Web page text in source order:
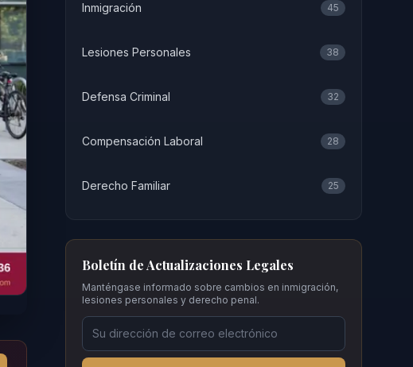
Inmigración 45
Lesiones Personales 38
Defensa Criminal 32
Compensación Laboral 28
Derecho Familiar 25
Boletín de Actualizaciones Legales
Manténgase informado sobre cambios en inmigración,
lesiones personales y derecho penal.